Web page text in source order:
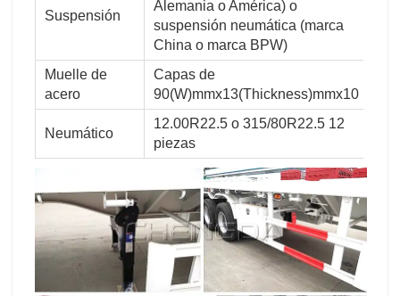
Suspensión
Alemania o América) o
suspensión neumática (marca
China o marca BPW)
Muelle de
acero
Capas de
90(W)mmx13(Thickness)mmx10
Neumático
12.00R22.5 o 315/80R22.5 12
piezas